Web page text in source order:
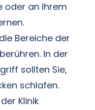
oder an Ihrem
Bereiche der
In der
sollten Sie,
schlafen.
Klinik